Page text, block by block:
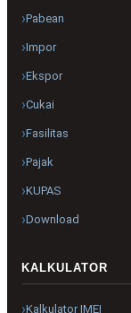
Pabean
Impor
Ekspor
Cukai
Fasilitas
Pajak
KUPAS
Download
KALKULATOR
Kalkulator IMEI